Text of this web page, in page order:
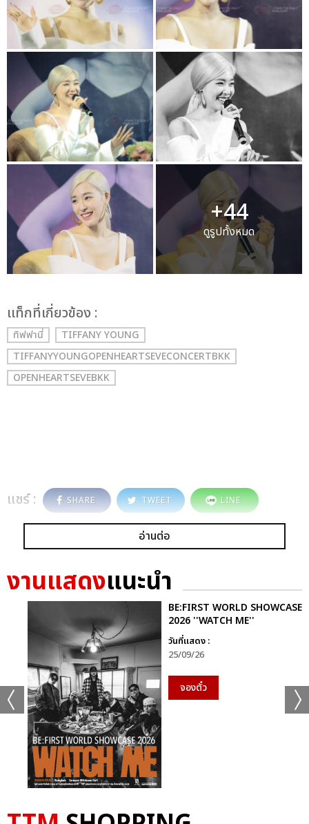
+44
ดูรูปทั้งหมด
เเท็กที่เกี่ยวข้อง :
ทิฟฟานี่
TIFFANY YOUNG
TIFFANYYOUNGOPENHEARTSEVECONCERTBKK
OPENHEARTSEVEBKK
แชร์ : SHARE TWEET LINE
อ่านต่อ
งานแสดงแนะนำ
BE:FIRST WORLD SHOWCASE
2026 ''WATCH ME''
วันที่แสดง :
25/09/26
จองตั๋ว